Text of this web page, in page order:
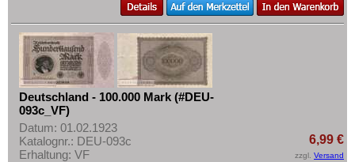
Deutschland - 100.000 Mark (#DEU-
093c_VF)
Datum: 01.02.1923
Katalognr.: DEU-093c
Erhaltung: VF
6,99 €
zzgl. Versand